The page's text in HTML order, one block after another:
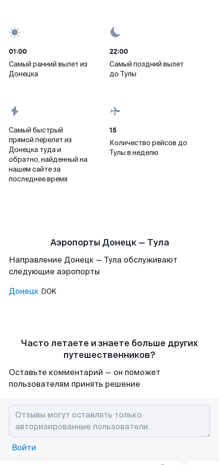
01:00
Самый ранний вылет из
Донецка
22:00
Самый поздний вылет
до Тулы
Самый быстрый
прямой перелет из
Донецка туда и
обратно, найденный на
нашем сайте за
последнее время
15
Количество рейсов до
Тулы в неделю
Аэропорты Донецк — Тула
Направление Донецк — Тула обслуживают
следующие аэропорты
Донецк DOK
Часто летаете и знаете больше других
путешественников?
Оставьте комментарий — он поможет
пользователям принять решение
Войти